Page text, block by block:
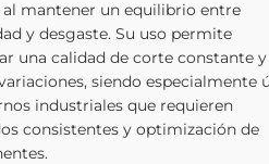
mantener un equilibrio entre
y desgaste. Su uso permite
una calidad de corte constante y
siendo especialmente
industriales que requieren
consistentes y optimización de